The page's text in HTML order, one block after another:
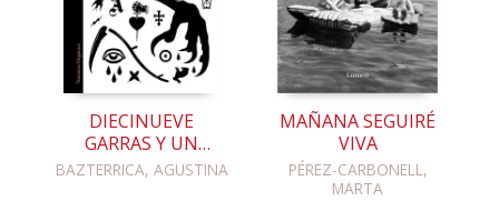
DIECINUEVE
GARRAS Y UN
PÁJARO OSCURO
BAZTERRICA, AGUSTINA
MAÑANA SEGUIRÉ
VIVA
PÉREZ-CARBONELL,
MARTA